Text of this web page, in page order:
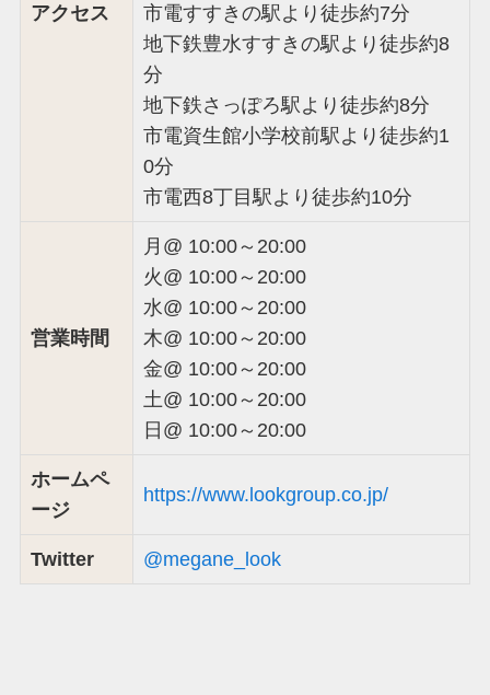
アクセス
市電すすきの駅より徒歩約7分
地下鉄豊水すすきの駅より徒歩約8
分
地下鉄さっぽろ駅より徒歩約8分
市電資生館小学校前駅より徒歩約1
0分
市電西8丁目駅より徒歩約10分
営業時間
月@ 10:00～20:00
火@ 10:00～20:00
水@ 10:00～20:00
木@ 10:00～20:00
金@ 10:00～20:00
土@ 10:00～20:00
日@ 10:00～20:00
ホームペ
ージ
https://www.lookgroup.co.jp/
Twitter @megane_look